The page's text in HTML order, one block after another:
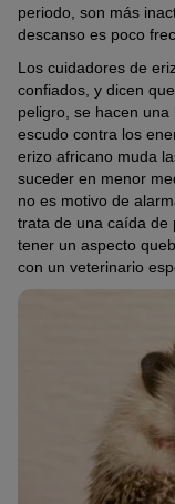
periodo, son más
descanso es poco
Los cuidadores de
confiados, y dicen
peligro, se hacen
escudo contra los
erizo africano muda
suceder en menor
no es motivo de
trata de una caída de
tener un aspecto
con un veterinario